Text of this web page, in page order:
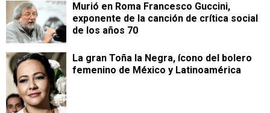
Murió en Roma Francesco Guccini,
exponente de la canción de crítica social
de los años 70
La gran Toña la Negra, ícono del bolero
femenino de México y Latinoamérica